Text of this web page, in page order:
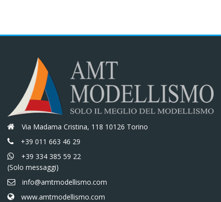
Via Madama Cristina, 118 10126 Torino
+39 011 663 46 29
+39 334 385 59 22
(Solo messaggi)
info@amtmodellismo.com
www.amtmodellismo.com